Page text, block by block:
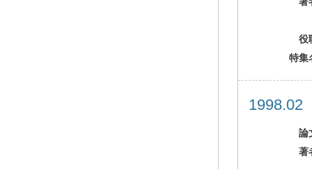
役
特集
論
著